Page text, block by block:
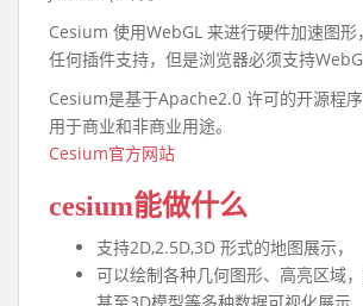
Cesium 使用WebGL 来进行硬件加速图形
任何插件支持，但是浏览器必须支持
Cesium是基于Apache2.0 许可的开源程
用于商业和非商业用途。
Cesium官方网站
cesium能做什么
支持2D,2.5D,3D 形式的地图展示，
可以绘制各种几何图形、高亮区域，